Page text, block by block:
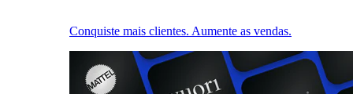
Conquiste mais clientes. Aumente as vendas.